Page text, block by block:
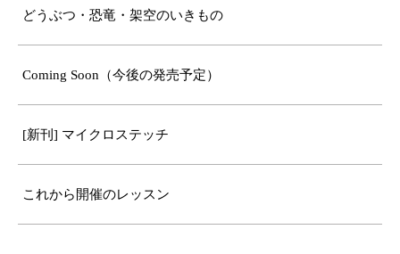
どうぶつ・恐竜・架空のいきもの
Coming Soon（今後の発売予定）
[新刊] マイクロステッチ
これから開催のレッスン